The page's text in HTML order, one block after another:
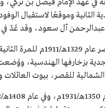
عهد الإمام فيصل بن تركي،
الثانية وموقعًا لاستقبال
آل سعود، وقد عُدّ في
أعاد الملك عبدالعزيز
بزخارفها الهندسية،
للقصر، بيوت العائلات